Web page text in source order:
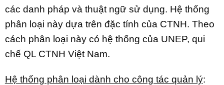
các danh pháp và thuật ngữ sử dụng. Hệ thống
phân loại này dựa trên đặc tính của CTNH. Theo
cách phân loại này có hệ thống của UNEP, qui
chế QL CTNH Việt Nam.
Hệ thống phân loại dành cho công tác quản lý: